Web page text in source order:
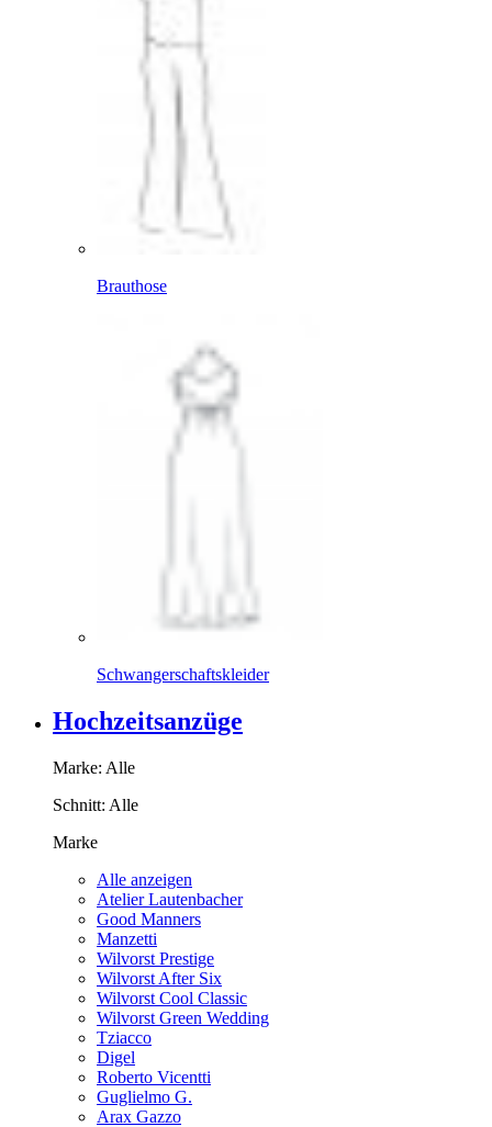
Brauthose
Schwangerschaftskleider
Hochzeitsanzüge
Marke: Alle
Schnitt: Alle
Marke
Alle anzeigen
Atelier Lautenbacher
Good Manners
Manzetti
Wilvorst Prestige
Wilvorst After Six
Wilvorst Cool Classic
Wilvorst Green Wedding
Tziacco
Digel
Roberto Vicentti
Guglielmo G.
Arax Gazzo